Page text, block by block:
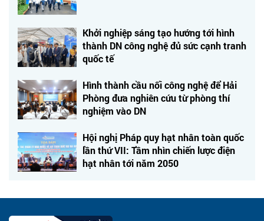
Khởi nghiệp sáng tạo hướng tới hình
thành DN công nghệ đủ sức cạnh tranh
quốc tế
Hình thành cầu nối công nghệ để Hải
Phòng đưa nghiên cứu từ phòng thí
nghiệm vào DN
Hội nghị Pháp quy hạt nhân toàn quốc
lần thứ VII: Tầm nhìn chiến lược điện
hạt nhân tới năm 2050